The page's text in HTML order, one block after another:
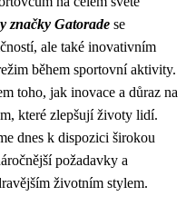
značky Gatorade se
ale také inovativním
během sportovní aktivity.
toho, jak inovace a důraz na
které zlepšují životy lidí.
dnes k dispozici širokou
požadavky a
životním stylem.